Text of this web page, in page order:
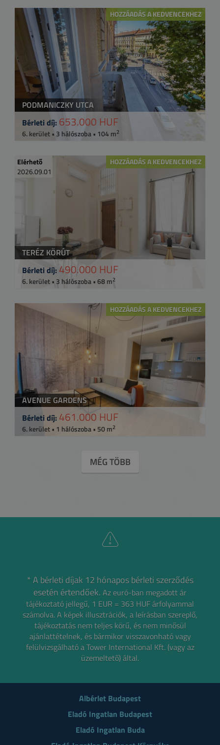
HOZZÁADÁS A KEDVENCEKHEZ
PODMANICZKY UTCA
Bérleti díj: 653.000 HUF
6. kerület • 3 hálószoba • 104 m2
Elérhető
2026.09.01
HOZZÁADÁS A KEDVENCEKHEZ
TERÉZ KÖRÚT
Bérleti díj: 490.000 HUF
6. kerület • 3 hálószoba • 68 m2
HOZZÁADÁS A KEDVENCEKHEZ
AVENUE GARDENS
Bérleti díj: 461.000 HUF
6. kerület • 1 hálószoba • 50 m2
MÉG TÖBB
* A bérleti díjak 12 hónapos bérleti szerződés
esetén értendőek. Az euró-ban megadott ár
tájékoztató jellegű, 1 EUR = 363 HUF árfolyammal
számolva.A képek illusztrációk, a leírásban szereplő,
tájékoztatás nem teljes körű, és nem minősül
ajánlattételnek, és bármikor visszavonható vagy
felülvizsgálható a Tower International Kft. (vagy az
üzemeltető) által.
Albérlet Budapest
Eladó Ingatlan Budapest
Eladó Ingatlan Buda